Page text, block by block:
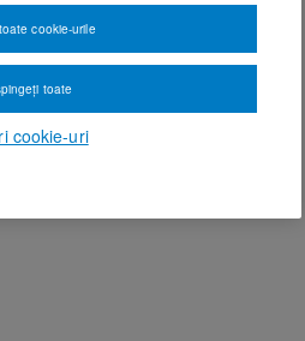
cookie-uri
toate
cookie-urile